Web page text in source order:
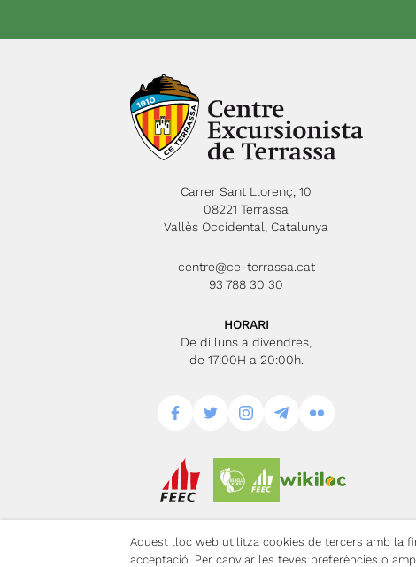
Carrer Sant Llorenç, 10
08221 Terrassa
Vallès Occidental, Catalunya
centre@ce-terrassa.cat
93 788 30 30
HORARI
De dilluns a divendres,
de 17:00H a 20:00h.
Avís Legal
Aquest lloc web utilitza cookies de tercers amb la
acceptació. Per canviar les teves preferències o